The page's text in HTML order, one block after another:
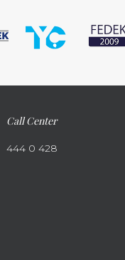
Call Center
444 0 428